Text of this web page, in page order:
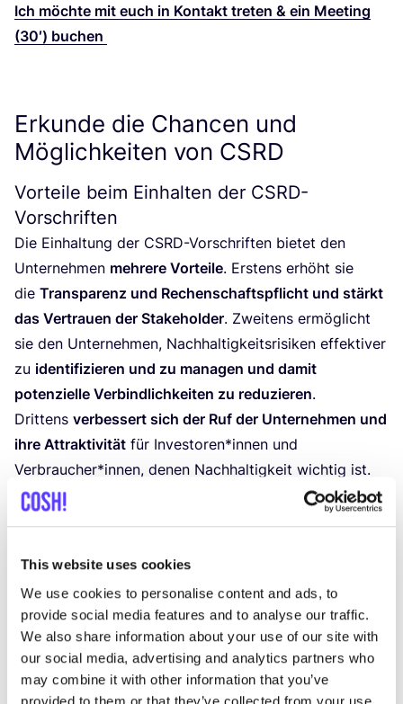
This website uses cookies
We use cookies to personalise content and ads, to
provide social media features and to analyse our traffic.
We also share information about your use of our site with
our social media, advertising and analytics partners who
may combine it with other information that you’ve
provided to them or that they’ve collected from your use
Ich möch­te mit euch in Kon­takt tre­ten & ein Mee­ting
(30′) buchen
Erkunde die Chancen und
Möglichkeiten von CSRD
Vorteile beim Einhalten der CSRD-
Vorschriften
Die Ein­hal­tung der CSRD-Vor­schrif­ten bie­tet den
Unter­neh­men meh­re­re Vor­tei­le. Ers­tens erhöht sie
die Trans­pa­renz und Rechen­schafts­pflicht und stärkt
das Ver­trau­en der Stake­hol­der. Zwei­tens ermög­licht
sie den Unter­neh­men, Nach­hal­tig­keits­ri­si­ken effek­ti­ver
zu iden­ti­fi­zie­ren und zu mana­gen und damit
poten­zi­el­le Ver­bind­lich­kei­ten zu redu­zie­ren.
Drit­tens ver­bes­sert sich der Ruf der Unter­neh­men und
ihre Attrak­ti­vi­tät für Investoren*innen und
Verbraucher*innen, denen Nach­hal­tig­keit wich­tig ist.
Und schließ­lich för­dert sie die Inno­va­ti­on und treibt
Möglichkeiten für Unternehmen, ihre
Nachhaltigkeitspraktiken zu verbessern
Die CSRDbie­tet den Unter­neh­men die Mög­lich­keit,
ihre Nach­hal­tig­keits­prak­ti­ken zu ver­bes­sern. Indem sie
die Anfor­de­run­gen an die Bericht­erstat­tung erfül­len,